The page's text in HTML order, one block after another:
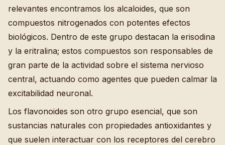
relevantes encontramos los alcaloides, que son
compuestos nitrogenados con potentes efectos
biológicos. Dentro de este grupo destacan la erisodina
y la eritralina; estos compuestos son responsables de
gran parte de la actividad sobre el sistema nervioso
central, actuando como agentes que pueden calmar la
excitabilidad neuronal.
Los flavonoides son otro grupo esencial, que son
sustancias naturales con propiedades antioxidantes y
que suelen interactuar con los receptores del cerebro